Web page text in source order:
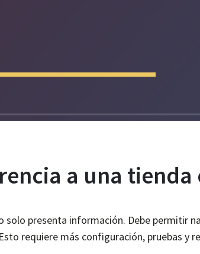
a una
solo presenta información. Debe permitir
requiere más configuración, pruebas y